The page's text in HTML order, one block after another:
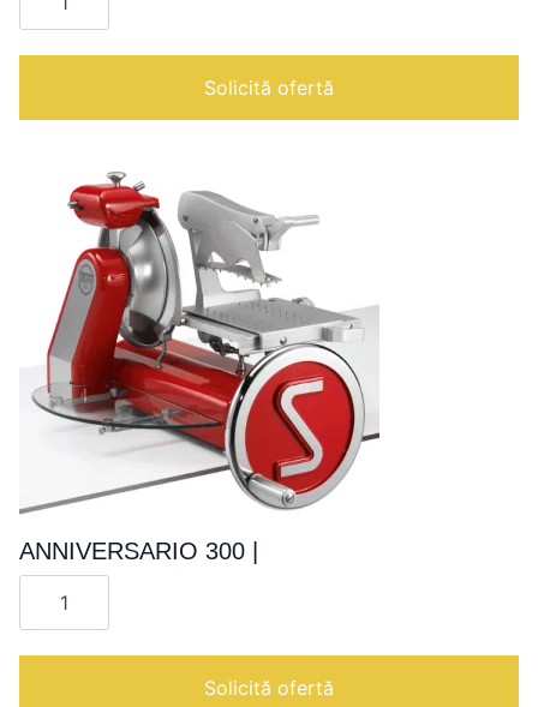
195
Solicită ofertă
ANNIVERSARIO 300 |
Cantitate
ANNIVERSARIO
300
Solicită ofertă